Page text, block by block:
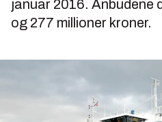
januar 2016. Anbudene
og 277 millioner kroner.